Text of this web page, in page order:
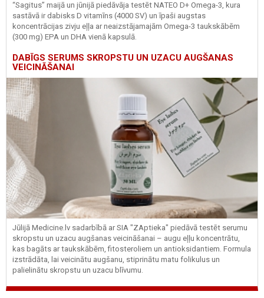
“Sagitus” maijā un jūnijā piedāvāja testēt NATEO D+ Omega-3, kura
sastāvā ir dabisks D vitamīns (4000 SV) un īpaši augstas
koncentrācijas zivju eļļa ar neaizstājamajām Omega-3 taukskābēm
(300 mg) EPA un DHA vienā kapsulā.
DABĪGS SERUMS SKROPSTU UN UZACU AUGŠANAS
VEICINĀŠANAI
Jūlijā Medicine.lv sadarbībā ar SIA "ZAptieka" piedāvā testēt serumu
skropstu un uzacu augšanas veicināšanai – augu eļļu koncentrātu,
kas bagāts ar taukskābēm, fitosteroliem un antioksidantiem. Formula
izstrādāta, lai veicinātu augšanu, stiprinātu matu folikulus un
palielinātu skropstu un uzacu blīvumu.